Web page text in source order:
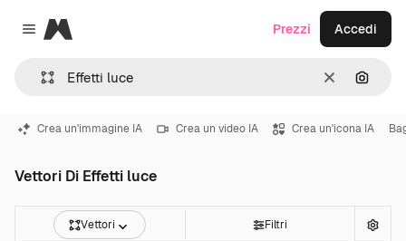
Close menu
Magnific
CancellaCerca
Prezzi Accedi
Crea un'immagine IA Crea un video IA Crea un'icona IA
Vettori Di Effetti luce
Vettori Filtri